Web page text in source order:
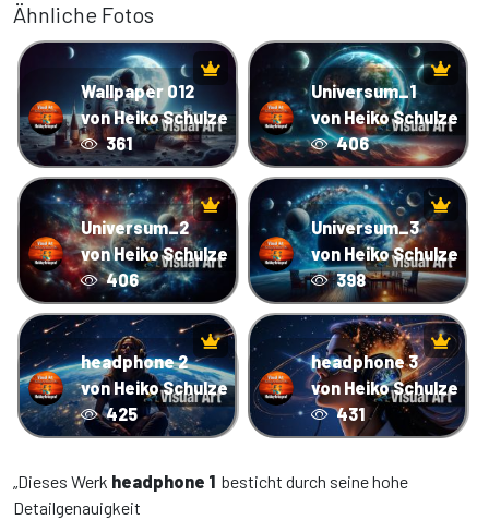
Ähnliche Fotos
Wallpaper 012
von Heiko Schulze
361
Universum_1
von Heiko Schulze
406
Universum_2
von Heiko Schulze
406
Universum_3
von Heiko Schulze
398
headphone 2
von Heiko Schulze
425
headphone 3
von Heiko Schulze
431
„Dieses Werk headphone 1 besticht durch seine hohe
Detailgenauigkeit